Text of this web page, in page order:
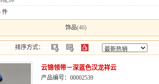
件
饰品(46)
排序方式：
云锦领带－深蓝色汉龙祥云
产品编号：00002539